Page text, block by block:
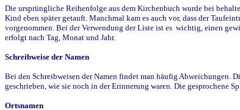
Die ursprüngliche Reihenfolge aus dem Kirchenbuch wurde bei
Kind eben später getauft. Manchmal kam es auch vor, dass der
vorgenommen. Bei der Verwendung der Liste ist es wichtig, einen
erfolgt nach Tag, Monat und Jahr.
Schreibweise der Namen
Bei den Schreibweisen der Namen findet man häufig Abweichungen.
geschrieben, wie sie noch in der Erinnerung waren. Die gesprochene
Ortsnamen